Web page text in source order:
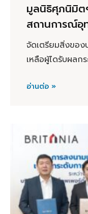
มูลนิธิศุภนิมิต
สถานการณ์อุ
จัดเตรียมสิ่งของ
เหลือผู้ไดรับผลก
อ่านต่อ »